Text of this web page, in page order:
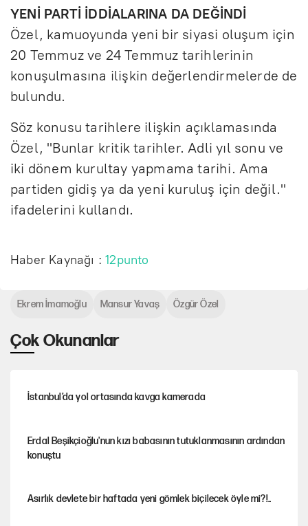
YENİ PARTİ İDDİALARINA DA DEĞİNDİ
Özel, kamuoyunda yeni bir siyasi oluşum için
20 Temmuz ve 24 Temmuz tarihlerinin
konuşulmasına ilişkin değerlendirmelerde de
bulundu.
Söz konusu tarihlere ilişkin açıklamasında
Özel, "Bunlar kritik tarihler. Adli yıl sonu ve
iki dönem kurultay yapmama tarihi. Ama
partiden gidiş ya da yeni kuruluş için değil."
ifadelerini kullandı.
Haber Kaynağı :12punto
Çok Okunanlar
İstanbul’da yol ortasında kavga kamerada
Erdal Beşikçioğlu'nun kızı babasının tutuklanmasının ardından
konuştu
Asırlık devlete bir haftada yeni gömlek biçilecek öyle mi?!..
Ekrem İmamoğlu Mansur Yavaş Özgür Özel